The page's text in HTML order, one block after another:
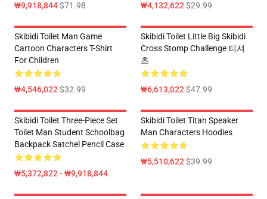
₩9,918,844$71.98 ₩4,132,622$29.99
Skibidi Toilet Man Game
Cartoon Characters T-Shirt
For Children
₩4,546,022$32.99
Skibidi Toilet Little Big Skibidi
Cross Stomp Challenge 티셔
츠
₩6,613,022$47.99
Skibidi Toilet Three-Piece Set
Toilet Man Student Schoolbag
Backpack Satchel Pencil Case
₩5,372,822 - ₩9,918,844
Skibidi Toilet Titan Speaker
Man Characters Hoodies
₩5,510,622$39.99